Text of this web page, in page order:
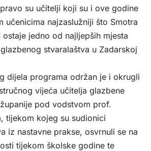
su učitelji koji su i ove godine
učenicima najzaslužniji što Smotra
jedno od najljepših mjesta
stvaralaštva u Zadarskoj
dijela programa održan je i okrugli
vijeća učitelja glazbene
pod vodstvom prof.
tijekom kojeg su sudionici
iz nastavne prakse, osvrnuli se na
tijekom školske godine te